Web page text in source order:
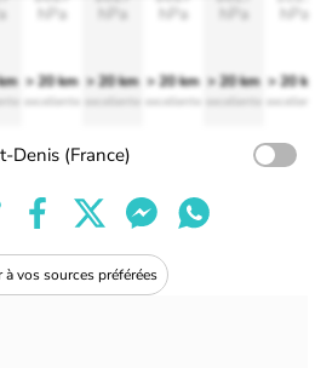
hPa
> 20 km
excellente
hPa
> 20 km
excellente
hPa
> 20 km
excellente
hPa
> 20 km
excellente
hPa
> 20
Denis (France)
vos sources préférées